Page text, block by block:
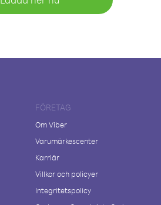
FÖRETAG
Om Viber
Varumärkescenter
Karriär
Villkor och policyer
Integritetspolicy